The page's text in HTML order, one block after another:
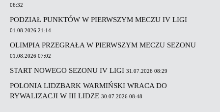
06:32
PODZIAŁ PUNKTÓW W PIERWSZYM MECZU IV LIGI
01.08.2026 21:14
OLIMPIA PRZEGRAŁA W PIERWSZYM MECZU SEZONU
01.08.2026 07:02
START NOWEGO SEZONU IV LIGI 31.07.2026 08:29
POLONIA LIDZBARK WARMIŃSKI WRACA DO
RYWALIZACJI W III LIDZE 30.07.2026 08:48